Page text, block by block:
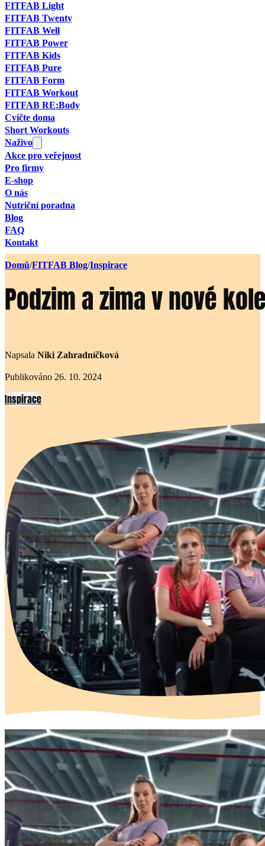
FITFAB Light
FITFAB Twenty
FITFAB Well
FITFAB Power
FITFAB Kids
FITFAB Pure
FITFAB Form
FITFAB Workout
FITFAB RE:Body
Cvičte doma
Short Workouts
Naživo
Akce pro veřejnost
Pro firmy
E-shop
O nás
Nutriční poradna
Blog
FAQ
Kontakt
Domů/FITFAB Blog/Inspirace
Podzim a zima v nové
Napsala Niki Zahradníčková
Publikováno 26. 10. 2024
Inspirace